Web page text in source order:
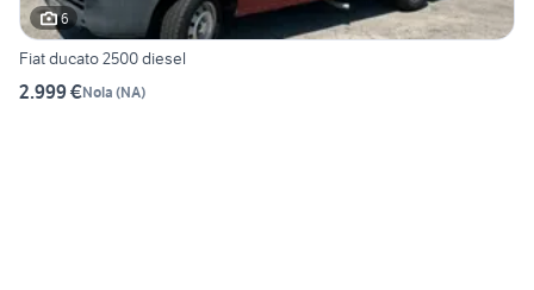
6
Fiat ducato 2500 diesel
2.999 €Nola (NA)